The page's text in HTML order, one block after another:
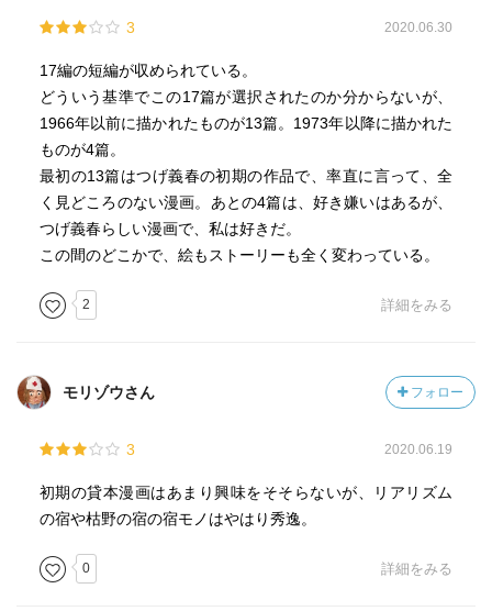
3 2020.06.30
17編の短編が収められている。
どういう基準でこの17篇が選択されたのか分からないが、
1966年以前に描かれたものが13篇。1973年以降に描かれた
ものが4篇。
最初の13篇はつげ義春の初期の作品で、率直に言って、全
く見どころのない漫画。あとの4篇は、好き嫌いはあるが、
つげ義春らしい漫画で、私は好きだ。
この間のどこかで、絵もストーリーも全く変わっている。
2 詳細をみる
モリゾウさん フォロー
3 2020.06.19
初期の貸本漫画はあまり興味をそそらないが、リアリズム
の宿や枯野の宿の宿モノはやはり秀逸。
0 詳細をみる